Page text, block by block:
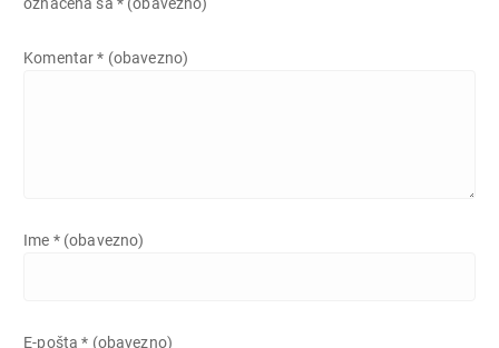
Komentar* (obavezno)
Ime * (obavezno)
E-pošta* (obavezno)